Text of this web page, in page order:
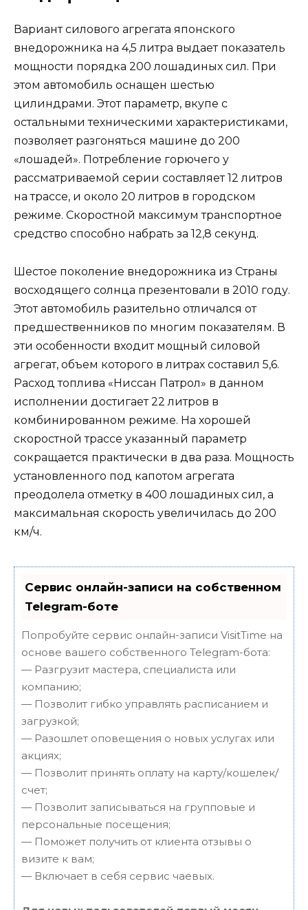
Вариант силового агрегата японского
внедорожника на 4,5 литра выдает показатель
мощности порядка 200 лошадиных сил. При
этом автомобиль оснащен шестью
цилиндрами. Этот параметр, вкупе с
остальными техническими характеристиками,
позволяет разгоняться машине до 200
«лошадей». Потребление горючего у
рассматриваемой серии составляет 12 литров
на трассе, и около 20 литров в городском
режиме. Скоростной максимум транспортное
средство способно набрать за 12,8 секунд.
Шестое поколение внедорожника из Страны
восходящего солнца презентовали в 2010 году.
Этот автомобиль разительно отличался от
предшественников по многим показателям. В
эти особенности входит мощный силовой
агрегат, объем которого в литрах составил 5,6.
Расход топлива «Ниссан Патрол» в данном
исполнении достигает 22 литров в
комбинированном режиме. На хорошей
скоростной трассе указанный параметр
сокращается практически в два раза. Мощность
установленного под капотом агрегата
преодолела отметку в 400 лошадиных сил, а
максимальная скорость увеличилась до 200
км/ч.
Сервис онлайн-записи на собственном
Telegram-боте
Попробуйте сервис онлайн-записи VisitTime на
основе вашего собственного Telegram-бота:
— Разгрузит мастера, специалиста или
компанию;
— Позволит гибко управлять расписанием и
загрузкой;
— Разошлет оповещения о новых услугах или
акциях;
— Позволит принять оплату на карту/кошелек/
счет;
— Позволит записываться на групповые и
персональные посещения;
— Поможет получить от клиента отзывы о
визите к вам;
— Включает в себя сервис чаевых.